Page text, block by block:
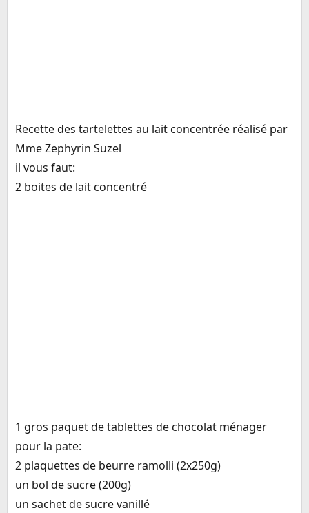
Recette des tartelettes au lait concentrée réalisé par
Mme Zephyrin Suzel
il vous faut:
2 boites de lait concentré
1 gros paquet de tablettes de chocolat ménager
pour la pate:
2 plaquettes de beurre ramolli (2x250g)
un bol de sucre (200g)
un sachet de sucre vanillé